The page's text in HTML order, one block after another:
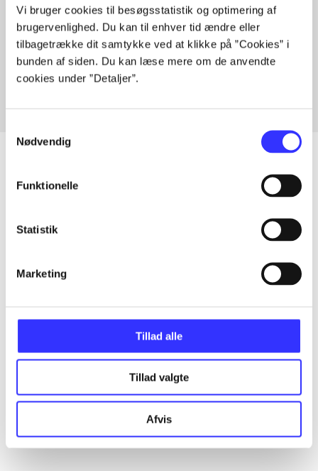
Vi bruger cookies til besøgsstatistik og optimering af
brugervenlighed. Du kan til enhver tid ændre eller
tilbagetrække dit samtykke ved at klikke på ”Cookies” i
bunden af siden. Du kan læse mere om de anvendte
cookies under ”Detaljer”.
Nødvendig
Funktionelle
Statistik
Marketing
Tillad alle
Tillad valgte
Afvis
Artikler med samme emner
Fra
...
...